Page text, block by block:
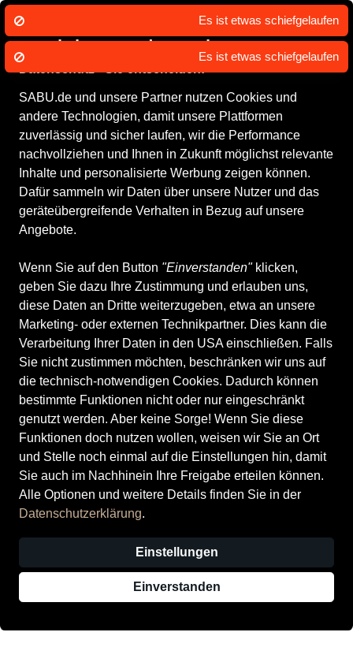
Wir nutzen Cookies um unsere Dienste
zu erbringen und zu verbessern.
SABU.de und unsere Partner nutzen Cookies und
andere Technologien, damit unsere Plattformen
zuverlässig und sicher laufen, wir die Performance
nachvollziehen und Ihnen in Zukunft möglichst relevante
Inhalte und personalisierte Werbung zeigen können.
Dafür sammeln wir Daten über unsere Nutzer und das
geräteübergreifende Verhalten in Bezug auf unsere
Angebote.
Wenn Sie auf den Button "Einverstanden"klicken,
geben Sie dazu Ihre Zustimmung und erlauben uns,
diese Daten an Dritte weiterzugeben, etwa an unsere
Marketing- oder externen Technikpartner. Dies kann die
Verarbeitung Ihrer Daten in den USA einschließen. Falls
Sie nicht zustimmen möchten, beschränken wir uns auf
die technisch-notwendigen Cookies. Dadurch können
bestimmte Funktionen nicht oder nur eingeschränkt
genutzt werden. Aber keine Sorge! Wenn Sie diese
Funktionen doch nutzen wollen, weisen wir Sie an Ort
und Stelle noch einmal auf die Einstellungen hin, damit
Sie auch im Nachhinein Ihre Freigabe erteilen können.
Alle Optionen und weitere Details finden Sie in der
Datenschutzerklärung.
Einstellungen
Einverstanden
Top Kategorien
Kinderschuhe
Alle ansehen
Damenschuhe
Alle ansehen
Herrenschuhe